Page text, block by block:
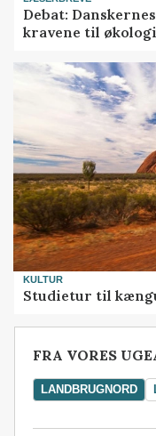
Debat:
kravene til økologi
KULTUR
Studietur til
FRA VORES
LANDBRUGNORD